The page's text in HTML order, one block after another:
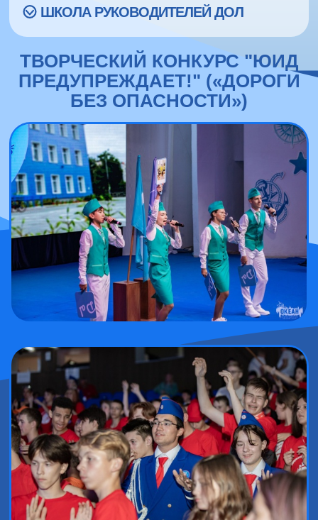
ШКОЛА РУКОВОДИТЕЛЕЙ ДОЛ
ТВОРЧЕСКИЙ КОНКУРС "ЮИД
ПРЕДУПРЕЖДАЕТ!" («ДОРОГИ
БЕЗ ОПАСНОСТИ»)